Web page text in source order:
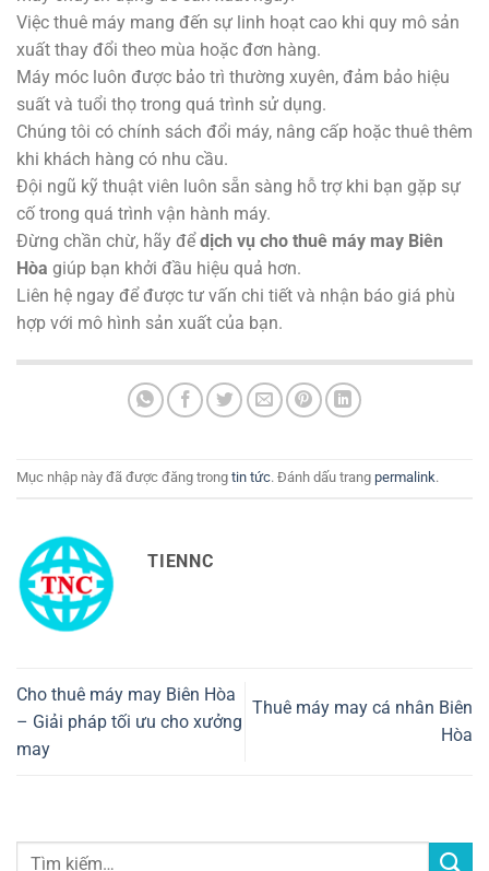
Việc thuê máy mang đến sự linh hoạt cao khi quy mô sản
xuất thay đổi theo mùa hoặc đơn hàng.
Máy móc luôn được bảo trì thường xuyên, đảm bảo hiệu
suất và tuổi thọ trong quá trình sử dụng.
Chúng tôi có chính sách đổi máy, nâng cấp hoặc thuê thêm
khi khách hàng có nhu cầu.
Đội ngũ kỹ thuật viên luôn sẵn sàng hỗ trợ khi bạn gặp sự
cố trong quá trình vận hành máy.
Đừng chần chừ, hãy đểdịch vụ cho thuê máy may Biên
Hòa giúp bạn khởi đầu hiệu quả hơn.
Liên hệ ngay để được tư vấn chi tiết và nhận báo giá phù
hợp với mô hình sản xuất của bạn.
Mục nhập này đã được đăng trong tin tức. Đánh dấu trang permalink.
TIENNC
Cho thuê máy may Biên Hòa
– Giải pháp tối ưu cho xưởng
may
Thuê máy may cá nhân Biên
Hòa